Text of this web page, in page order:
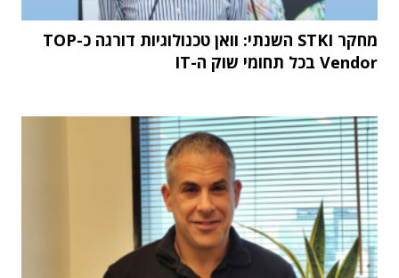
מחקר STKI השנתי: וואן טכנולוגיות דורגה כ-TOP
Vendor בכל תחומי שוק ה-IT